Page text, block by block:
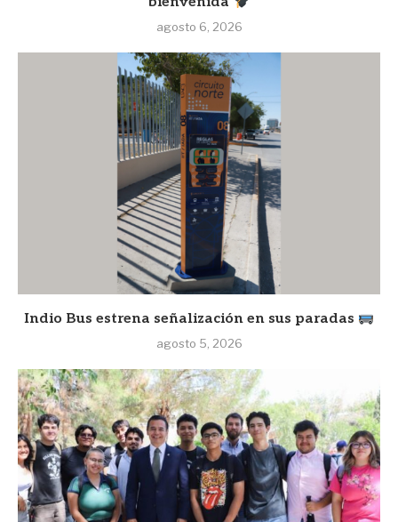
agosto 6, 2026
Indio Bus estrena señalización en sus paradas
agosto 5, 2026